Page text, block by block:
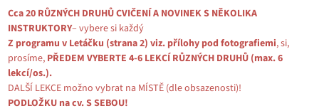
Cca 20 RŮZNÝCH DRUHŮ CVIČENÍ A NOVINEK S NĚKOLIKA
INSTRUKTORY– vybere si každý
Z programu v Letáčku (strana 2) viz. přílohy pod fotografiemi, si,
prosíme, PŘEDEM VYBERTE 4-6 LEKCÍ RŮZNÝCH DRUHŮ (max. 6
lekcí/os.).
DALŠÍ LEKCE možno vybrat na MÍSTĚ (dle obsazenosti)!
PODLOŽKU na cv. S SEBOU!